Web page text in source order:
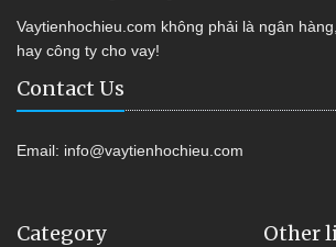
Vaytienhochieu.com không phải là ngân
hay công ty cho vay!
Contact Us
Email: info@vaytienhochieu.com
Category Other